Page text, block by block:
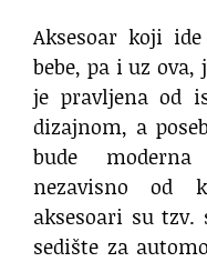
Aksesoar koji
bebe, pa i uz
je pravljena od
dizajnom, a
bude
nezavisno od
aksesoari su
sedište za